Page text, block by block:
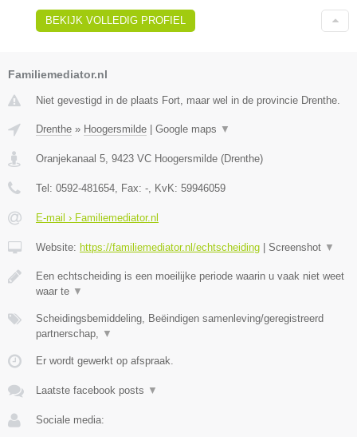
BEKIJK VOLLEDIG PROFIEL
Familiemediator.nl
Niet gevestigd in de plaats Fort, maar wel in de provincie Drenthe.
Drenthe » Hoogersmilde | Google maps ▼
Oranjekanaal 5 9423 VC Hoogersmilde (Drenthe)
Tel: 0592-481654 , Fax: - , KvK: 59946059
E-mail › Familiemediator.nl
Website: https://familiemediator.nl/echtscheiding | Screenshot ▼
Een echtscheiding is een moeilijke periode waarin u vaak niet weet
waar te ▼
Scheidingsbemiddeling, Beëindigen samenleving/geregistreerd
partnerschap,
▼
Er wordt gewerkt op afspraak.
Laatste facebook posts ▼
Sociale media: